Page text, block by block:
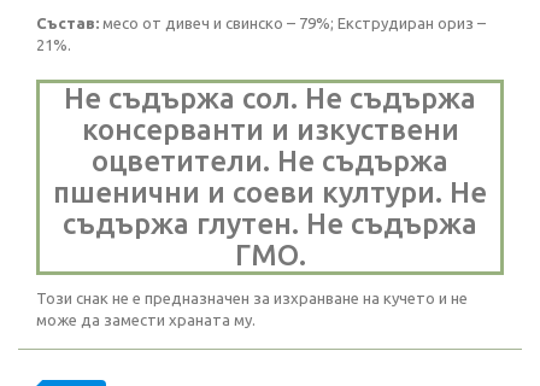
Състав: месо от дивеч и свинско – 79%; Екструдиран ориз –
21%.
Не съдържа сол. Не съдържа
консерванти и изкуствени
оцветители. Не съдържа
пшенични и соеви култури. Не
съдържа глутен. Не съдържа
ГМО.
Този снак не е предназначен за изхранване на кучето и не
може да замести храната му.